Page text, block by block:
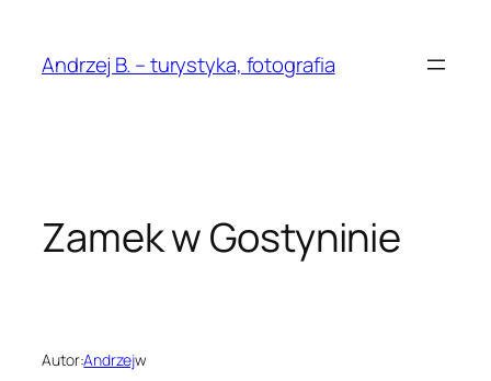
treściAndrzej B. – turystyka, fotografia
Zamek w Gostyninie
Autor:Andrzejw